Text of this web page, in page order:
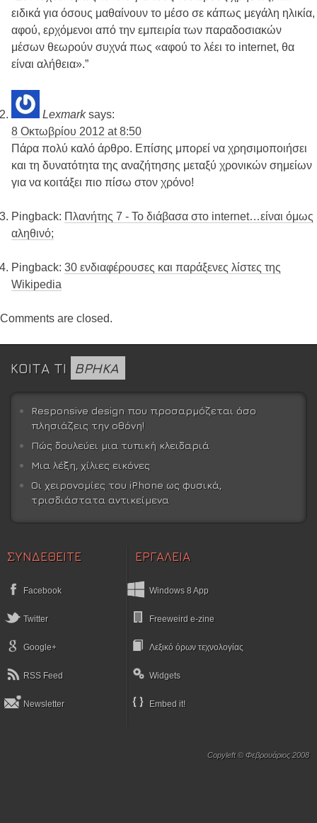
ειδικά για όσους μαθαίνουν το μέσο σε κάπως μεγάλη ηλικία,
αφού, ερχόμενοι από την εμπειρία των παραδοσιακών
μέσων θεωρούν συχνά πως «αφού το λέει το internet, θα
είναι αλήθεια».”
Lexmark says:
8 Οκτωβρίου 2012 at 8:50
Πάρα πολύ καλό άρθρο. Επίσης μπορεί να χρησιμοποιήσει
και τη δυνατότητα της αναζήτησης μεταξύ χρονικών σημείων
για να κοιτάξει πιο πίσω στον χρόνο!
Pingback: Πλανήτης 7 - Το διάβασα στο internet…είναι όμως
αληθινό;
Pingback: 30 ενδιαφέρουσες και παράξενες λίστες της
Wikipedia
Comments are closed.
ΚΟΙΤΑ ΤΙ ΒΡΗΚΑ
Responsive design που προσαρμόζεται όσο
πλησιάζεις την οθόνη!
Πώς δουλεύει μια τυπική κλειδαριά
Μια λέξη, χίλιες εικόνες
Οι χειρονομίες του iPhone ως φυσικά,
τρισδιάστατα αντικείμενα
ΣΥΝΔΕΘΕΙΤΕ
Facebook
Twitter
Google+
RSS Feed
Newsletter
ΕΡΓΑΛΕΙΑ
Windows 8 App
Freeweird e-zine
Λεξικό όρων τεχνολογίας
Widgets
Embed it!
Copyleft © Φεβρουάριος 2008